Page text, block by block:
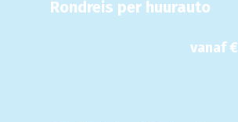
Rondreis per huurauto
vanaf €